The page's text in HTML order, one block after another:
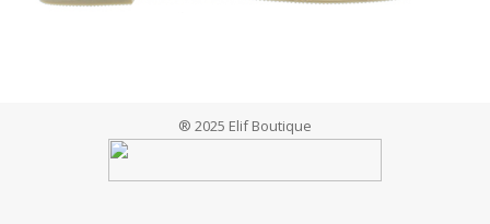
® 2025 Elif Boutique